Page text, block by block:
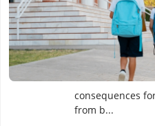
consequences
from b...